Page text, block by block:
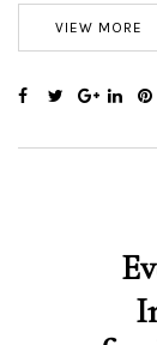
VIEW MORE